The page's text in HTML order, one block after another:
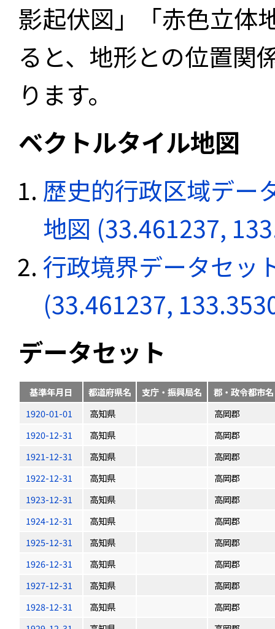
影起伏図」「赤色立体
ると、地形との位置関
ります。
ベクトルタイル地図
歴史的行政区域デー
地図 (33.461237,
行政境界データセッ
(33.461237,
データセット
基準年月日 都道府県名 支庁・振興局名
郡・政令都市名
1920-01-01
高知県
高岡郡
1920-12-31
高知県
高岡郡
1921-12-31
高知県
高岡郡
1922-12-31
高知県
高岡郡
1923-12-31
高知県
高岡郡
1924-12-31
高知県
高岡郡
1925-12-31
高知県
高岡郡
1926-12-31
高知県
高岡郡
1927-12-31
高知県
高岡郡
1928-12-31
高知県
高岡郡